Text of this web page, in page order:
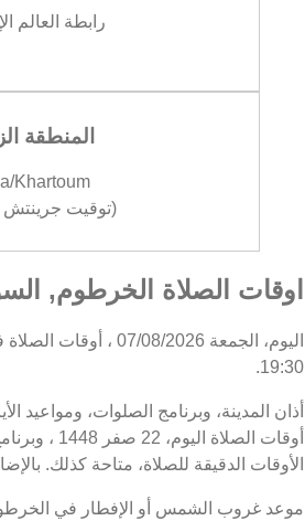
رابطة العالم
المنطقة
Khartoum
(توقيت جرينتش
اوقات الصلاة الخرطوم,
19:30.
أذان المدينة، وبرنامج الصلوات،
الأوقات الدقيقة للصلاة، متاحة كذلك.